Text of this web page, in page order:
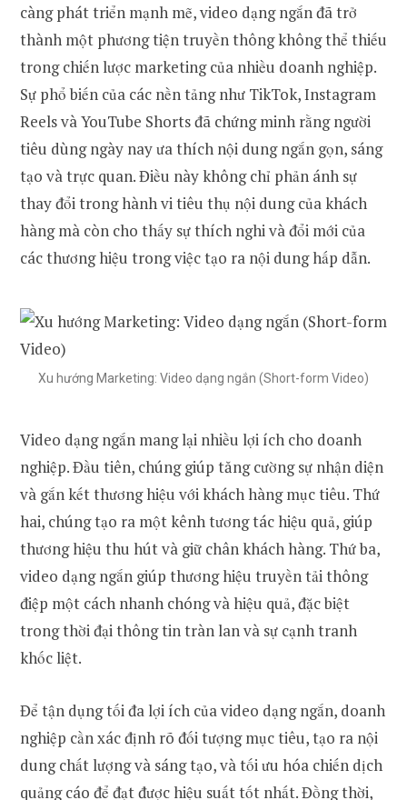
càng phát triển mạnh mẽ, video dạng ngắn đã trở
thành một phương tiện truyền thông không thể thiếu
trong chiến lược marketing của nhiều doanh nghiệp.
Sự phổ biến của các nền tảng như TikTok, Instagram
Reels và YouTube Shorts đã chứng minh rằng người
tiêu dùng ngày nay ưa thích nội dung ngắn gọn, sáng
tạo và trực quan. Điều này không chỉ phản ánh sự
thay đổi trong hành vi tiêu thụ nội dung của khách
hàng mà còn cho thấy sự thích nghi và đổi mới của
các thương hiệu trong việc tạo ra nội dung hấp dẫn.
Xu hướng Marketing: Video dạng ngắn (Short-form Video)
Video dạng ngắn mang lại nhiều lợi ích cho doanh
nghiệp. Đầu tiên, chúng giúp tăng cường sự nhận diện
và gắn kết thương hiệu với khách hàng mục tiêu. Thứ
hai, chúng tạo ra một kênh tương tác hiệu quả, giúp
thương hiệu thu hút và giữ chân khách hàng. Thứ ba,
video dạng ngắn giúp thương hiệu truyền tải thông
điệp một cách nhanh chóng và hiệu quả, đặc biệt
trong thời đại thông tin tràn lan và sự cạnh tranh
khốc liệt.
Để tận dụng tối đa lợi ích của video dạng ngắn, doanh
nghiệp cần xác định rõ đối tượng mục tiêu, tạo ra nội
dung chất lượng và sáng tạo, và tối ưu hóa chiến dịch
quảng cáo để đạt được hiệu suất tốt nhất. Đồng thời,